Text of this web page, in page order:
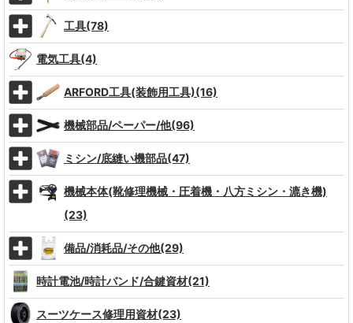
工具(78)
電気工具(4)
ARFORD工具(装飾用工具)(16)
機械部品/ペーパー/他(96)
ミシン/底縫い機部品(47)
機械本体(靴修理機械・圧着機・八方ミシン・漉き機)
(23)
備品/消耗品/その他(29)
時計電池/時計バンド/合鍵資材(21)
スーツケース修理用資材(23)